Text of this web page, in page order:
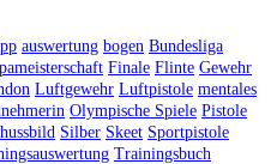
auswertung bogen Bundesliga
Finale Flinte Gewehr
Luftgewehr Luftpistole mentales
Olympische Spiele Pistole
Silber Skeet Sportpistole
Trainingsbuch